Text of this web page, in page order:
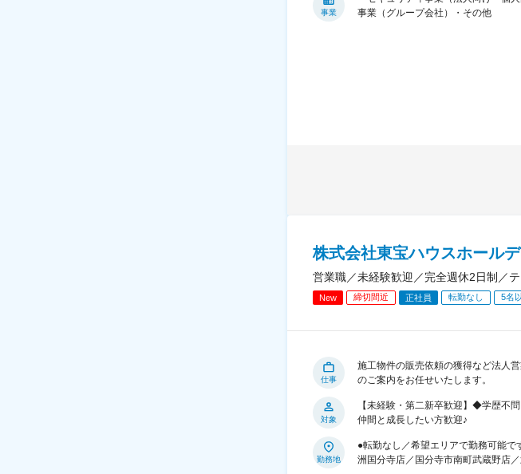
事業
事業（グループ会社）・その他
株式会社東宝ハウスホール
営業職／未経験歓迎／完全週休2日制／
New 締切間近 正社員 転勤なし 5名
仕事
施工物件の販売依頼の獲得など法人
のご案内をお任せいたします。
対象
【未経験・第二新卒歓迎】◆学歴不
仲間と成長したい方歓迎♪
勤務地
●転勤なし／希望エリアで勤務可能
洲国分寺店／国分寺市南町武蔵野店